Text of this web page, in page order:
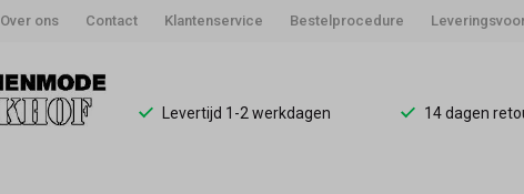
Over ons Contact Klantenservice Bestelprocedure
Levertijd 1-2 werkdagen 14 dagen